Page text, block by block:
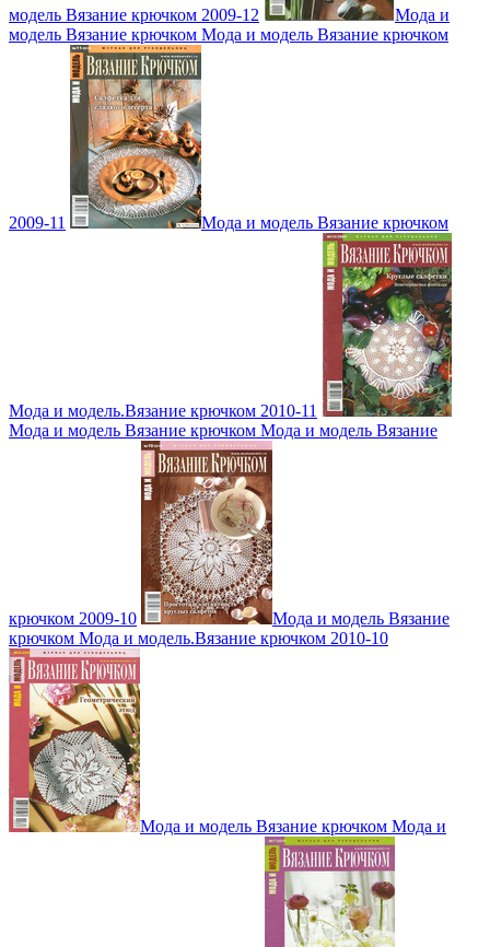
модель Вязание крючком 2009-12
Мода и
модель Вязание крючком Мода и модель Вязание крючком
2009-11 Мода и модель Вязание крючком
Мода и модель.Вязание крючком 2010-11
Мода и модель Вязание крючком Мода и модель Вязание
крючком 2009-10
Мода и модель Вязание
крючком Мода и модель.Вязание крючком 2010-10
Мода и модель Вязание крючком Мода и